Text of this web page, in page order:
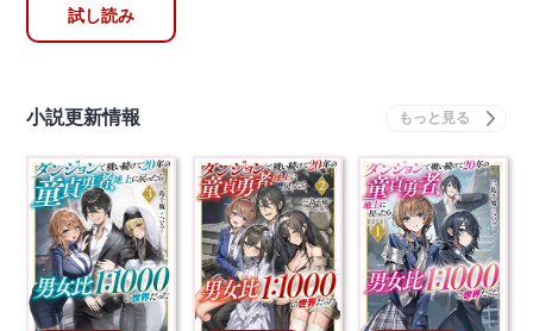
試し読み
小説更新情報